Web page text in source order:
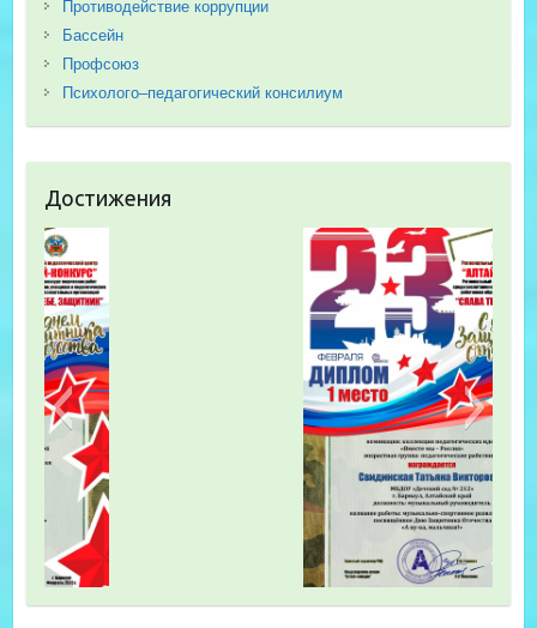
Противодействие коррупции
Бассейн
Профсоюз
Психолого–педагогический консилиум
Достижения